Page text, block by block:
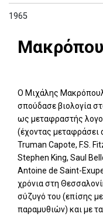
1965
Ο Μιχάλης
σπούδασε βιολογία
ως μεταφραστής
(έχοντας μεταφράσει
Truman Capote, F.S.
Stephen King, Saul
Antoine de Saint-
χρόνια στη
σύζυγό του (επίσης
παραμυθιών) και με